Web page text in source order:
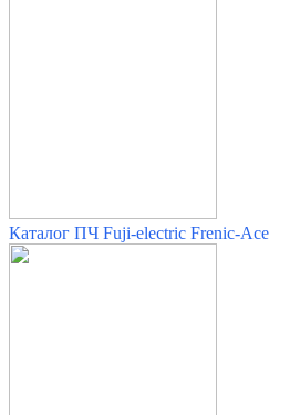
Каталог ПЧ Fuji-electric Frenic-Ace